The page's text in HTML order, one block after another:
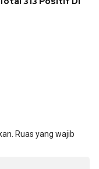
Ruas yang wajib